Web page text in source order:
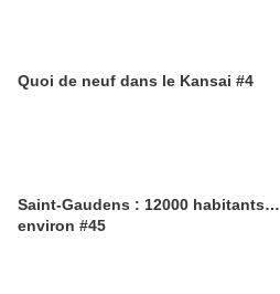
Quoi de neuf dans le Kansai #4
Saint-Gaudens : 12000 habitants…
environ #45